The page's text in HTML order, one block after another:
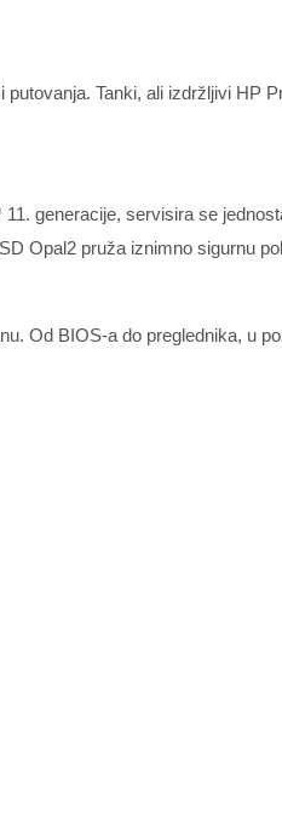
Tanki, ali izdržljivi HP
generacije, servisira se
Opal2 pruža iznimno sigurnu
Od BIOS-a do preglednika, u